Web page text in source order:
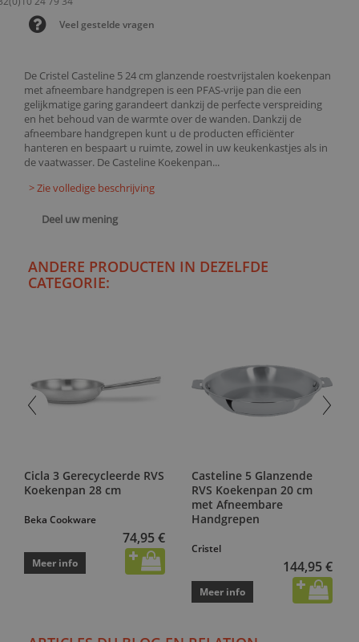
De Cristel Casteline 5 24 cm glanzende roestvrijstalen koekenpan
met afneembare handgrepen is een PFAS-vrije pan die een
gelijkmatige garing garandeert dankzij de perfecte verspreiding
en het behoud van de warmte over de wanden. Dankzij de
afneembare handgrepen kunt u de producten efficiënter
hanteren en bespaart u ruimte, zowel in uw keukenkastjes als in
de vaatwasser. De Casteline Koekenpan...
> Zie volledige beschrijving
Deel uw mening
Veel gestelde vragen
ANDERE PRODUCTEN IN DEZELFDE
CATEGORIE:
Cicla 3 Gerecycleerde RVS
Koekenpan 28 cm
Beka Cookware
74,95 €
Meer info
Casteline 5 Glanzende
RVS Koekenpan 20 cm
met Afneembare
Handgrepen
Cristel
144,95 €
Meer info